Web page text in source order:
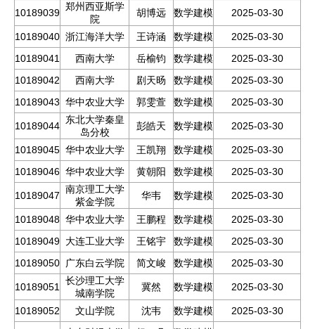
10189039
郑州西亚斯学
院
胡博远 数学建模 2025-03-30
10189040 浙江海洋大学 王诗涵 数学建模
2025-03-30
10189041
西南大学 岳榆钧 数学建模
2025-03-30
10189042
西南大学 剧天旸 数学建模
2025-03-30
10189043 华中农业大学 郭雯萱 数学建模 2025-03-30
10189044
东北大学秦皇
岛分校
彭皓天 数学建模 2025-03-30
10189045 华中农业大学 王凯翔 数学建模
2025-03-30
10189046 华中农业大学 黄朝阳 数学建模 2025-03-30
10189047
南京理工大学
紫金学院
华韦 数学建模 2025-03-30
10189048 华中农业大学 王鹏程 数学建模
2025-03-30
10189049 大连工业大学 王铭宇 数学建模
2025-03-30
10189050
广东白云学院 简文峻 数学建模 2025-03-30
10189051
长沙理工大学
城南学院
冀然 数学建模 2025-03-30
10189052 文山学院 沈韦 数学建模
2025-03-30